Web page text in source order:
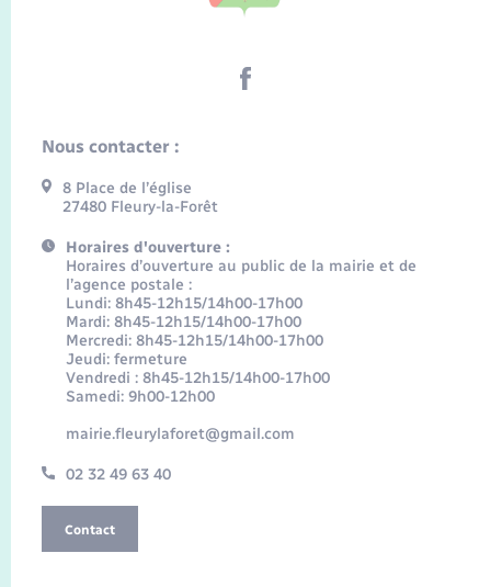
Nous contacter :
8 Place de l’église
27480 Fleury-la-Forêt
Horaires d'ouverture :
Horaires d’ouverture au public de la mairie et de
l’agence postale :
Lundi: 8h45-12h15/14h00-17h00
Mardi: 8h45-12h15/14h00-17h00
Mercredi: 8h45-12h15/14h00-17h00
Jeudi: fermeture
Vendredi : 8h45-12h15/14h00-17h00
Samedi: 9h00-12h00
mairie.fleurylaforet@gmail.com
02 32 49 63 40
Contact